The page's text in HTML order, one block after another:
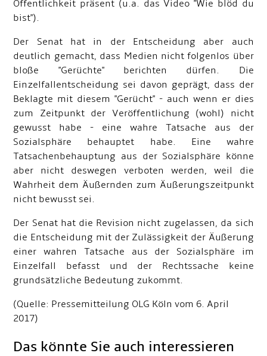
Öffentlichkeit präsent (u.a. das Video "Wie blöd du
bist").
Der Senat hat in der Entscheidung aber auch
deutlich gemacht, dass Medien nicht folgenlos über
bloße "Gerüchte" berichten dürfen. Die
Einzelfallentscheidung sei davon geprägt, dass der
Beklagte mit diesem "Gerücht" - auch wenn er dies
zum Zeitpunkt der Veröffentlichung (wohl) nicht
gewusst habe - eine wahre Tatsache aus der
Sozialsphäre behauptet habe. Eine wahre
Tatsachenbehauptung aus der Sozialsphäre könne
aber nicht deswegen verboten werden, weil die
Wahrheit dem Äußernden zum Äußerungszeitpunkt
nicht bewusst sei.
Der Senat hat die Revision nicht zugelassen, da sich
die Entscheidung mit der Zulässigkeit der Äußerung
einer wahren Tatsache aus der Sozialsphäre im
Einzelfall befasst und der Rechtssache keine
grundsätzliche Bedeutung zukommt.
(Quelle: Pressemitteilung OLG Köln vom 6. April
2017)
Das könnte Sie auch interessieren